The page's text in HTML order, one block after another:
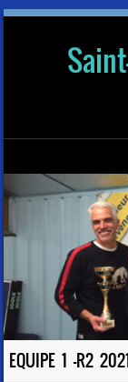
Skip to content
EQUIPE 1 -R2